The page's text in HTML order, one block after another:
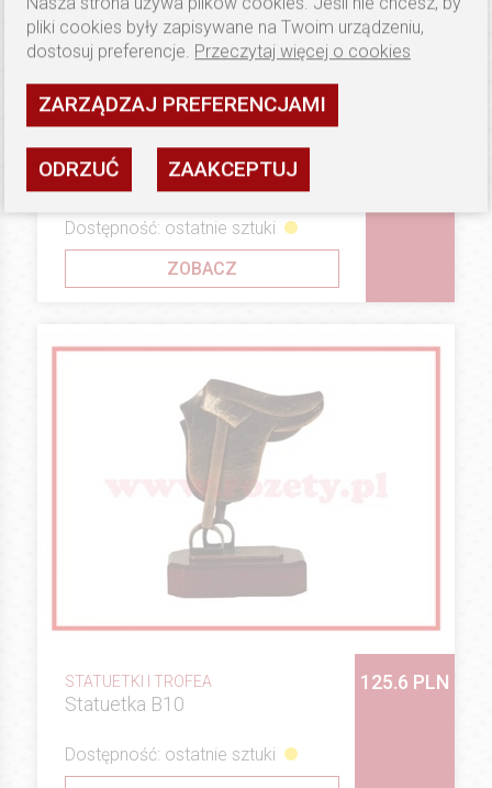
STATUETKI I TROFEA
Statuetka B16
Dostępność: ostatnie sztuki
ZOBACZ
STATUETKI I TROFEA
Statuetka B10
125.6 PLN
Dostępność: ostatnie sztuki
pliki cookies były zapisywane na Twoim urządzeniu,
dostosuj preferencje. Przeczytaj więcej o cookies
ZARZĄDZAJ PREFERENCJAMI
ODRZUĆ ZAAKCEPTUJ